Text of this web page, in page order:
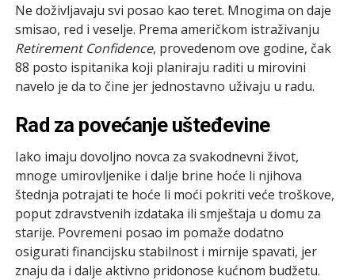
Ne doživljavaju svi posao kao teret. Mnogima on daje
smisao, red i veselje. Prema američkom istraživanju
Retirement Confidence, provedenom ove godine, čak
88 posto ispitanika koji planiraju raditi u mirovini
navelo je da to čine jer jednostavno uživaju u radu.
Rad za povećanje ušteđevine
Iako imaju dovoljno novca za svakodnevni život,
mnoge umirovljenike i dalje brine hoće li njihova
štednja potrajati te hoće li moći pokriti veće troškove,
poput zdravstvenih izdataka ili smještaja u domu za
starije. Povremeni posao im pomaže dodatno
osigurati financijsku stabilnost i mirnije spavati, jer
znaju da i dalje aktivno pridonose kućnom budžetu.